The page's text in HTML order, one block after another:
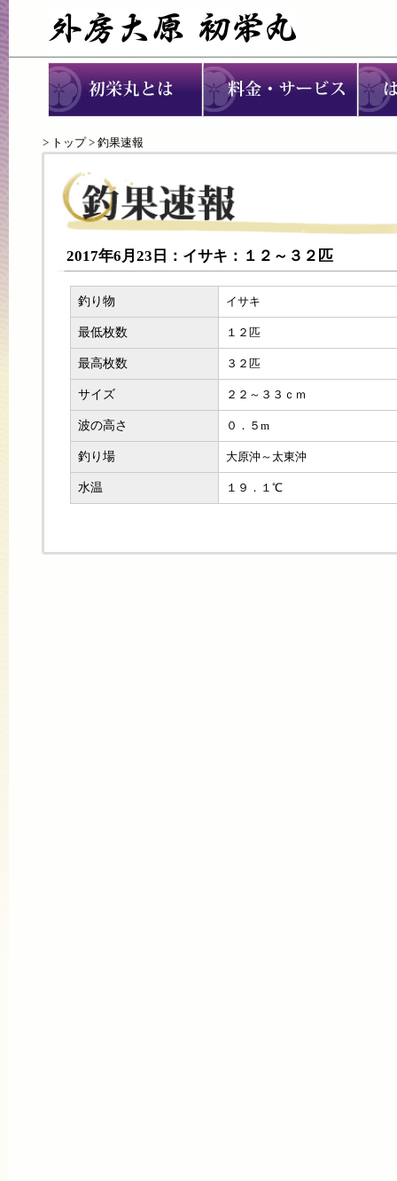
> トップ> 釣果速報
2017年6月23日：イサキ：１２～３２匹
釣り物 イサキ
最低枚数 １２匹
最高枚数 ３２匹
サイズ ２２～３３ｃｍ
波の高さ ０．５m
釣り場 大原沖～太東沖
水温 １９．１℃